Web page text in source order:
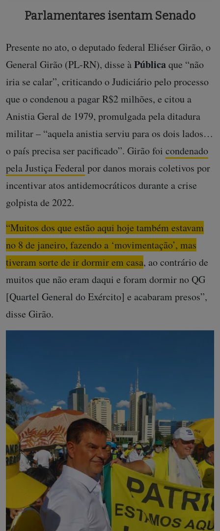
Parlamentares isentam Senado
Presente no ato, o deputado federal Eliéser Girão, o
General Girão (PL-RN), disse àPúblicaque “não
iria se calar”, criticando o Judiciário pelo processo
que o condenou a pagar R$2 milhões, e citou a
Anistia Geral de 1979, promulgada pela ditadura
militar – “aquela anistia serviu para os dois lados…
o país precisa ser pacificado”. Girão foi condenado
pela Justiça Federal por danos morais coletivos por
incentivar atos antidemocráticos durante a crise
golpista de 2022.
“Muitos dos que estão aqui hoje também estavam
no 8 de janeiro, fazendo a ‘movimentação’, mas
tiveram sorte de ir dormir em casa, ao contrário de
muitos que não eram daqui e foram dormir no QG
[Quartel General do Exército] e acabaram presos”,
disse Girão.